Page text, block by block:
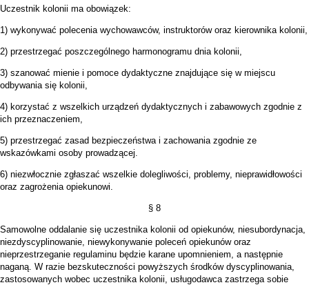
Uczestnik kolonii ma obowiązek:
1) wykonywać polecenia wychowawców, instruktorów oraz kierownika kolonii,
2) przestrzegać poszczególnego harmonogramu dnia kolonii,
3) szanować mienie i pomoce dydaktyczne znajdujące się w miejscu
odbywania się kolonii,
4) korzystać z wszelkich urządzeń dydaktycznych i zabawowych zgodnie z
ich przeznaczeniem,
5) przestrzegać zasad bezpieczeństwa i zachowania zgodnie ze
wskazówkami osoby prowadzącej.
6) niezwłocznie zgłaszać wszelkie dolegliwości, problemy, nieprawidłowości
oraz zagrożenia opiekunowi.
§ 8
Samowolne oddalanie się uczestnika kolonii od opiekunów, niesubordynacja,
niezdyscyplinowanie, niewykonywanie poleceń opiekunów oraz
nieprzestrzeganie regulaminu będzie karane upomnieniem, a następnie
naganą. W razie bezskuteczności powyższych środków dyscyplinowania,
zastosowanych wobec uczestnika kolonii, usługodawca zastrzega sobie